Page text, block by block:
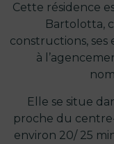
Cette résidence
Bartolotta,
constructions, ses
à
Elle se situe
proche du
environ 20/ 25